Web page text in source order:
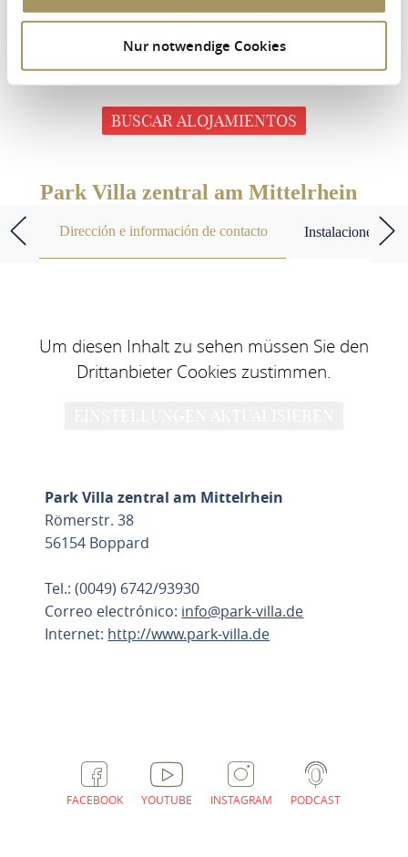
Nur notwendige Cookies
2 Adultos
BUSCAR ALOJAMIENTOS
Park Villa zentral am Mittelrhein
Dirección e información de contacto Instalaciones y
Um diesen Inhalt zu sehen müssen Sie den
Drittanbieter Cookies zustimmen.
Park Villa zentral am Mittelrhein
Römerstr. 38
56154 Boppard
Tel.: (0049) 6742/93930
Correo electrónico: info@park-villa.de
Internet: http://www.park-villa.de
FACEBOOK YOUTUBE INSTAGRAM PODCAST